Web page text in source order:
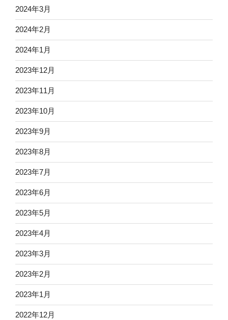
2024年3月
2024年2月
2024年1月
2023年12月
2023年11月
2023年10月
2023年9月
2023年8月
2023年7月
2023年6月
2023年5月
2023年4月
2023年3月
2023年2月
2023年1月
2022年12月